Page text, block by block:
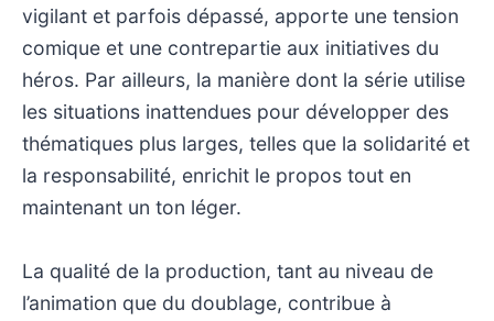
vigilant et parfois dépassé, apporte une tension
comique et une contrepartie aux initiatives du
héros. Par ailleurs, la manière dont la série utilise
les situations inattendues pour développer des
thématiques plus larges, telles que la solidarité et
la responsabilité, enrichit le propos tout en
maintenant un ton léger.
La qualité de la production, tant au niveau de
l’animation que du doublage, contribue à